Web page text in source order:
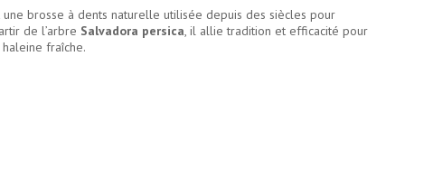
une brosse à dents naturelle utilisée depuis des siècles pour
de l’arbre Salvadora persica, il allie tradition et efficacité pour
fraîche.